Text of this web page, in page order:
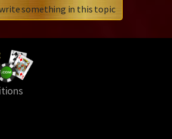
something in this topic